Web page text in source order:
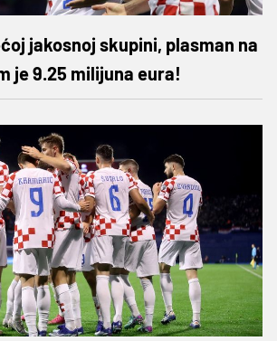
jakosnoj skupini, plasman na
je 9.25 milijuna eura!